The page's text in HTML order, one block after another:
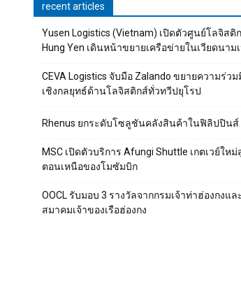
recent articles
Yusen Logistics (Vietnam) เปิดตัวศูนย์โลจิสติ
Hung Yen เดินหน้าขยายเครือข่ายในเวียดนาม
CEVA Logistics จับมือ Zalando ขยายความร่วม
เชิงกลยุทธ์ด้านโลจิสติกส์ทั่วทวีปยุโรป
Rhenus ยกระดับโซลูชันคลังสินค้าในฟิลิปปินส์
MSC เปิดตัวบริการ Afungi Shuttle เกตเวย์ใหม่
ตอนเหนือของโมซัมบิก
OOCL รับมอบ 3 รางวัลจากกรมเจ้าท่าฮ่องกงแล
สมาคมเจ้าของเรือฮ่องกง